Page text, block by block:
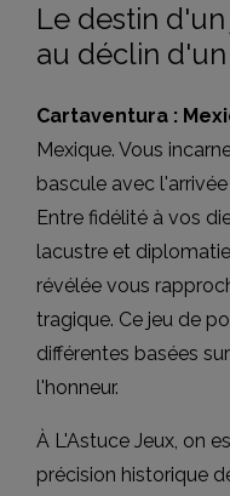
Le destin
au déclin
Cartaventura :
Mexique. Vous
bascule avec
Entre fidélité à vos
lacustre et
révélée vous
tragique. Ce jeu de
différentes basées
l'honneur.
À L'Astuce Jeux, on
précision historique